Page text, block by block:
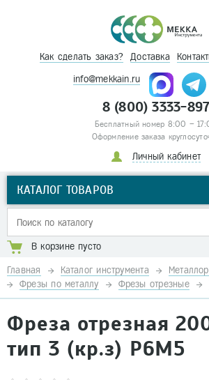
Как сделать заказ? Доставка
info@mekkain.ru
8 (800) 3333-897
Бесплатный номер 8:00 –
Оформление заказа
Личный кабинет
КАТАЛОГ ТОВАРОВ
В корзине пусто
Главная Каталог инструмента
Фрезы по металлу
Фрезы отрезные
Фреза отрезная
тип 3 (кр.з) Р6М5